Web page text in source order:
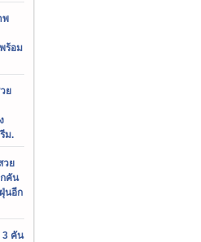
พ
ร้อม
ย
ม.
วย
คัน
นอีก
3 คัน